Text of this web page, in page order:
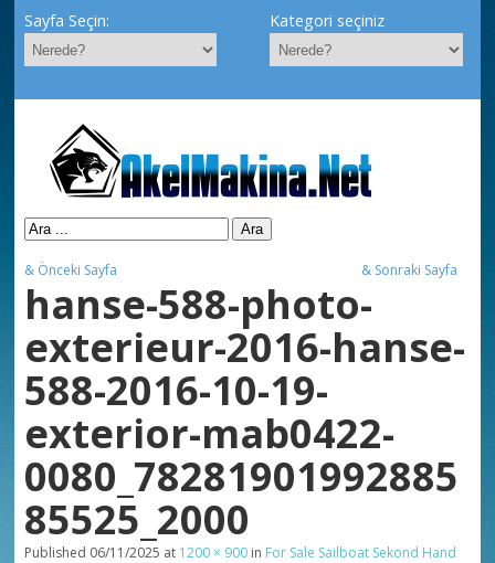
Sayfa Seçin: Kategori seçiniz
& Önceki Sayfa & Sonraki Sayfa
hanse-588-photo-
exterieur-2016-hanse-
588-2016-10-19-
exterior-mab0422-
0080_78281901992885
85525_2000
Published 06/11/2025 at 1200 × 900in For Sale Sailboat Sekond Hand